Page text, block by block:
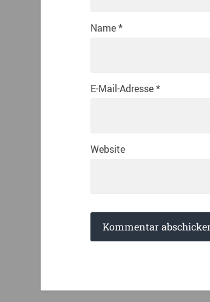
Name*
E-Mail-Adresse*
Website